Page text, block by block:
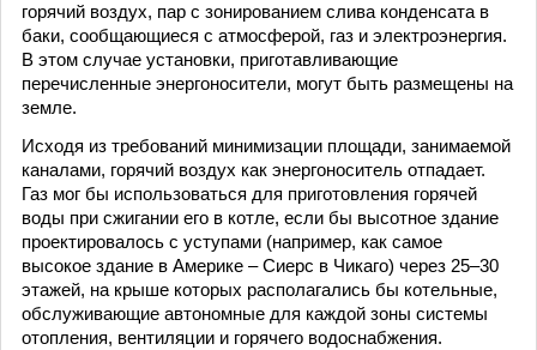
горячий воздух, пар с зонированием слива конденсата в
баки, сообщающиеся с атмосферой, газ и электроэнергия.
В этом случае установки, приготавливающие
перечисленные энергоносители, могут быть размещены на
земле.
Исходя из требований минимизации площади, занимаемой
каналами, горячий воздух как энергоноситель отпадает.
Газ мог бы использоваться для приготовления горячей
воды при сжигании его в котле, если бы высотное здание
проектировалось с уступами (например, как самое
высокое здание в Америке – Сиерс в Чикаго) через 25–30
этажей, на крыше которых располагались бы котельные,
обслуживающие автономные для каждой зоны системы
отопления, вентиляции и горячего водоснабжения.